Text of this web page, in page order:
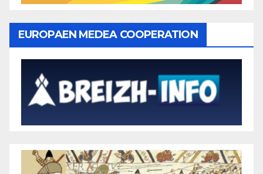
EUROPAEN MEDEA COOPERATION